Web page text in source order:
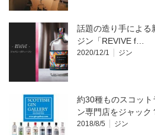
話題の造り手による
ジン「REVIVE f…
2020/12/1 ジン
約30種ものスコッ
ン専門店をジャック
2018/8/5 ジン